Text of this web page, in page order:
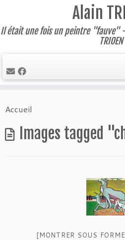
to
Alain
Il était une fois un peintre "fauve"
TRIOEN
Accueil
Images tagged
[MONTRER SOUS